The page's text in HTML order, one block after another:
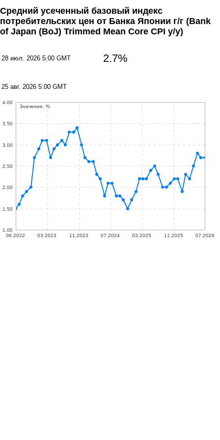
Средний усеченный базовый индекс
потребительских цен от Банка Японии г/г (Bank
of Japan (BoJ) Trimmed Mean Core CPI y/y)
28 июл. 2026 5:00 GMT 2.7%
25 авг. 2026 5:00 GMT